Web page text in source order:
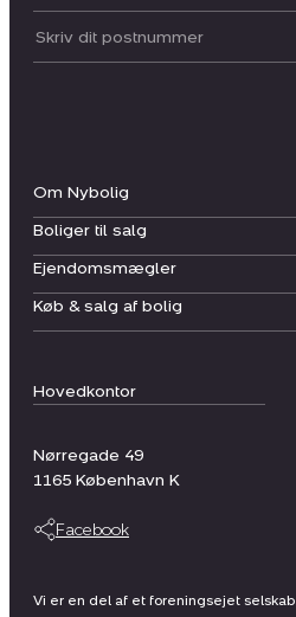
Hovedkontor
Nørregade 49
1165 København K
Facebook
Om Nybolig
Boliger til salg
Ejendomsmægler
Køb & salg af bolig
Postnummer
Vi er en del af et foreningsejet selskab